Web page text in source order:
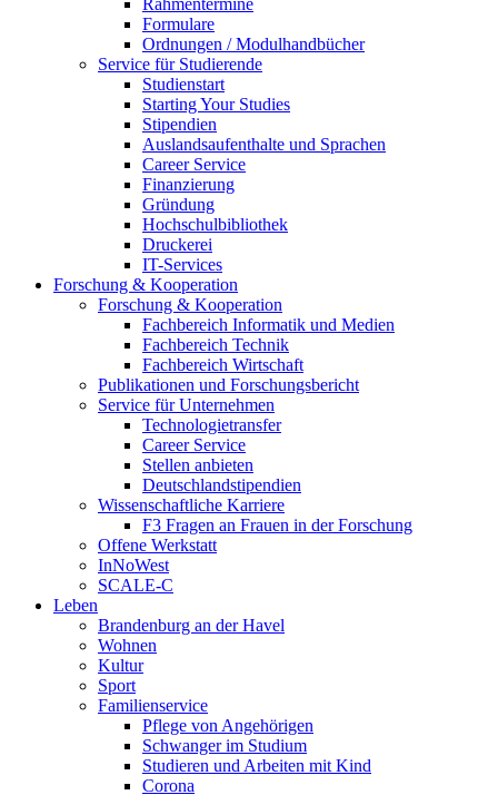
Rahmentermine
Formulare
Ordnungen / Modulhandbücher
Service für Studierende
Studienstart
Starting Your Studies
Stipendien
Auslandsaufenthalte und Sprachen
Career Service
Finanzierung
Gründung
Hochschulbibliothek
Druckerei
IT-Services
Forschung & Kooperation
Forschung & Kooperation
Fachbereich Informatik und Medien
Fachbereich Technik
Fachbereich Wirtschaft
Publikationen und Forschungsbericht
Service für Unternehmen
Technologietransfer
Career Service
Stellen anbieten
Deutschlandstipendien
Wissenschaftliche Karriere
F3 Fragen an Frauen in der Forschung
Offene Werkstatt
InNoWest
SCALE-C
Leben
Brandenburg an der Havel
Wohnen
Kultur
Sport
Familienservice
Pflege von Angehörigen
Schwanger im Studium
Studieren und Arbeiten mit Kind
Corona